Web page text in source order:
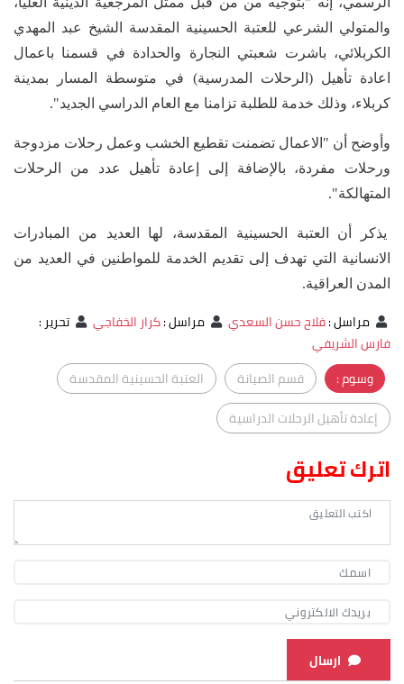
والمتولي الشرعي للعتبة الحسينية المقدسة الشيخ عبد المهدي
الكربلائي، باشرت شعبتي النجارة والحدادة في قسمنا باعمال
اعادة تأهيل (الرحلات المدرسية) في متوسطة المسار بمدينة
كربلاء، وذلك خدمة للطلبة تزامنا مع العام الدراسي الجديد".
وأوضح أن "الاعمال تضمنت تقطيع الخشب وعمل رحلات مزدوجة
ورحلات مفردة، بالإضافة إلى إعادة تأهيل عدد من الرحلات
المتهالكة".
يذكر أن العتبة الحسينية المقدسة، لها العديد من المبادرات
الانسانية التي تهدف إلى تقديم الخدمة للمواطنين في العديد من
المدن العراقية.
مراسل:فلاح حسن السعدي مراسل:كرار الخفاجي تحرير:
فارس الشريفي
وسوم :
قسم الصيانة
العتبة الحسينية المقدسة
إعادة تأهيل الرحلات الدراسية
اترك تعليق
ارسال